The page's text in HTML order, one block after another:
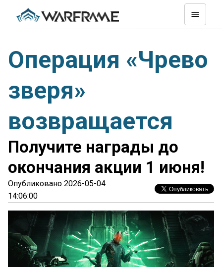
Операция «Чрево
зверя»
возвращается
Получите награды до
окончания акции 1 июня!
Опубликовано 2026-05-04
14:06:00